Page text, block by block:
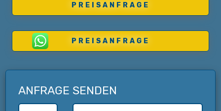
PREISANFRAGE
PREISANFRAGE
ANFRAGE SENDEN